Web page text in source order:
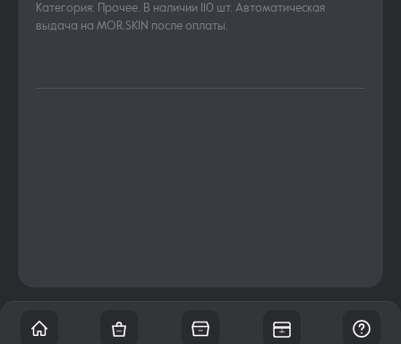
Категория: Прочее. В наличии 110 шт. Автоматическая
выдача на MOR.SKIN после оплаты.